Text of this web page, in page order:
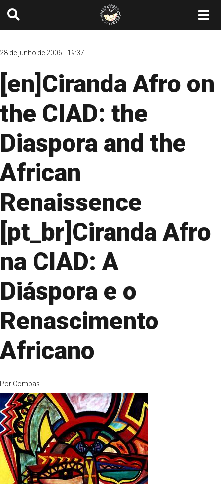
28 de junho de 2006 - 19:37
[en]Ciranda Afro on
the CIAD: the
Diaspora and the
African
Renaissence
[pt_br]Ciranda Afro
na CIAD: A
Diáspora e o
Renascimento
Africano
Por Compas